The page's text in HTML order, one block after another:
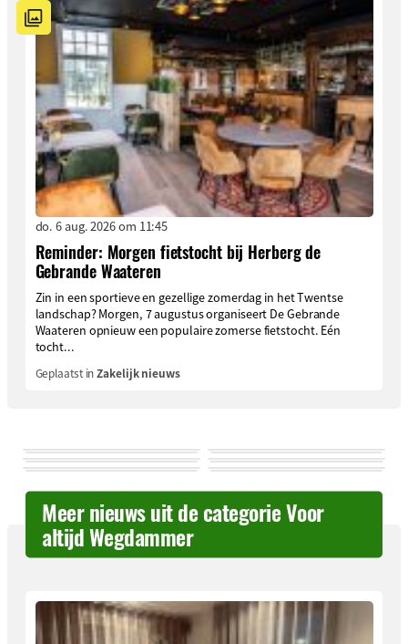
do. 6 aug. 2026 om 11:45
Reminder: Morgen fietstocht bij Herberg de
Gebrande Waateren
Zin in een sportieve en gezellige zomerdag in het Twentse
landschap? Morgen, 7 augustus organiseert De Gebrande
Waateren opnieuw een populaire zomerse fietstocht. Eén
tocht...
Geplaatst inZakelijk nieuws
Meer nieuws uit de categorie Voor
altijd Wegdammer